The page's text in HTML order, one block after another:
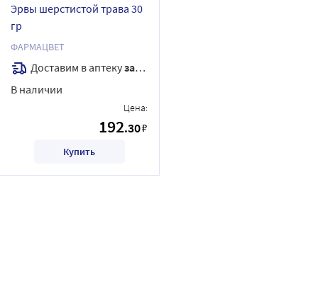
Эрвы шерстистой трава 30
гр
ФАРМАЦВЕТ
Доставим в аптекузавтра
В наличии
Цена:
192.30₽
Купить